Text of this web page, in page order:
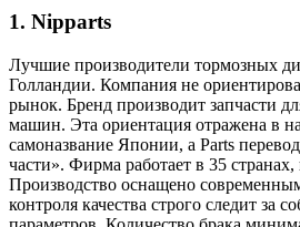
1. Nipparts
Лучшие производители тормозных
Голландии. Компания не
рынок. Бренд производит запчасти
машин. Эта ориентация отражена в
самоназвание Японии, а Parts
части». Фирма работает в 35
Производство оснащено
контроля качества строго следит за